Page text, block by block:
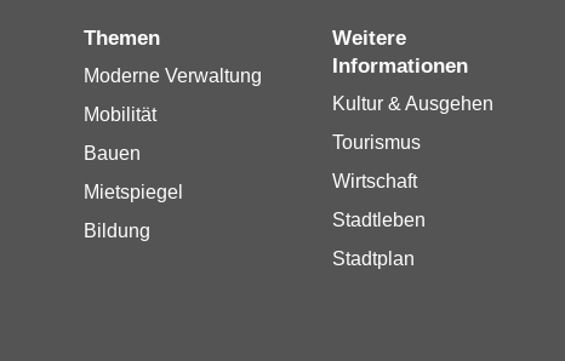
Themen
Moderne Verwaltung
Mobilität
Bauen
Mietspiegel
Bildung
Weitere
Informationen
Kultur & Ausgehen
Tourismus
Wirtschaft
Stadtleben
Stadtplan